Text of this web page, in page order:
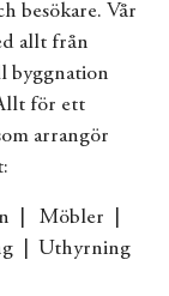
besökare. Vår
allt från
byggnation
för ett
arrangör
| Möbler |
| Uthyrning